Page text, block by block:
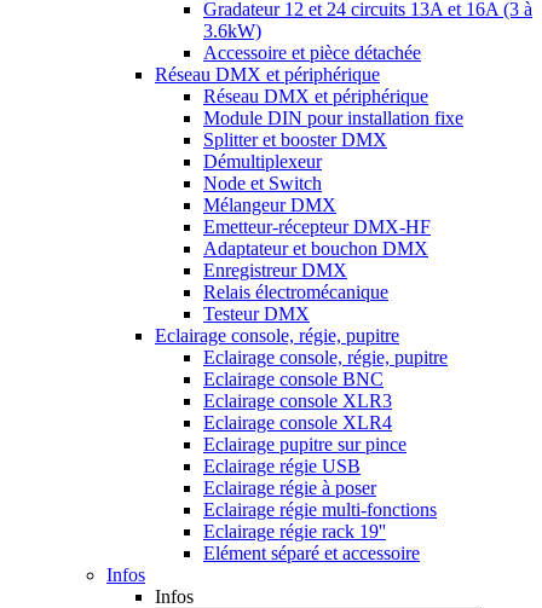
Gradateur 12 et 24 circuits 13A et 16A (3 à
3.6kW)
Accessoire et pièce détachée
Réseau DMX et périphérique
Réseau DMX et périphérique
Module DIN pour installation fixe
Splitter et booster DMX
Démultiplexeur
Node et Switch
Mélangeur DMX
Emetteur-récepteur DMX-HF
Adaptateur et bouchon DMX
Enregistreur DMX
Relais électromécanique
Testeur DMX
Eclairage console, régie, pupitre
Eclairage console, régie, pupitre
Eclairage console BNC
Eclairage console XLR3
Eclairage console XLR4
Eclairage pupitre sur pince
Eclairage régie USB
Eclairage régie à poser
Eclairage régie multi-fonctions
Eclairage régie rack 19''
Elément séparé et accessoire
Infos
Infos